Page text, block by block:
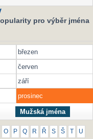
pro výběr jména
březen
červen
září
prosinec
Mužská jména
O P Q R Ř S Š U